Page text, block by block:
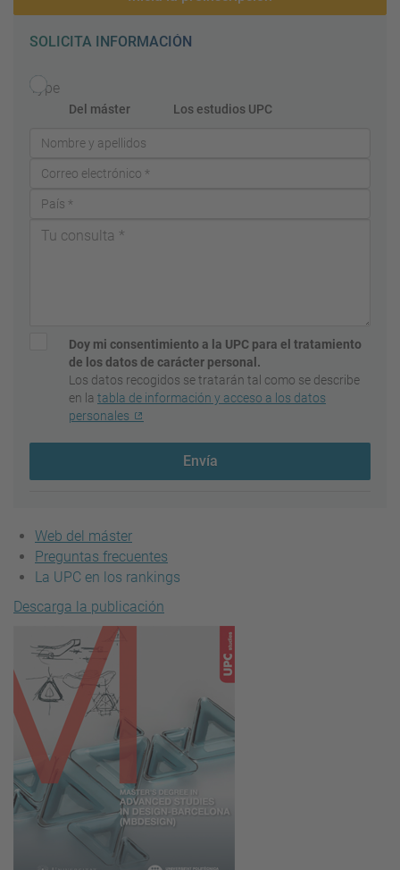
SOLICITA INFORMACIÓN
Type
Del máster Los estudios UPC
Doy mi consentimiento a la UPC para el tratamiento
de los datos de carácter personal.
Los datos recogidos se tratarán tal como se describe
en la tabla de información y acceso a los datos
personales
Envía
Web del máster
Preguntas frecuentes
La UPC en los rankings
Descarga la publicación